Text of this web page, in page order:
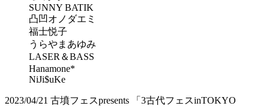
SUNNY BATIK
凸凹オノダエミ
福士悦子
うらやまあゆみ
LASER＆BASS
Hanamone*
NiJi$uKe
2023/04/21 古墳フェスpresents 「3古代フェスinTOKYO